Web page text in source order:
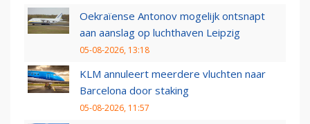
Oekraïense Antonov mogelijk ontsnapt
aan aanslag op luchthaven Leipzig
05-08-2026, 13:18
KLM annuleert meerdere vluchten naar
Barcelona door staking
05-08-2026, 11:57